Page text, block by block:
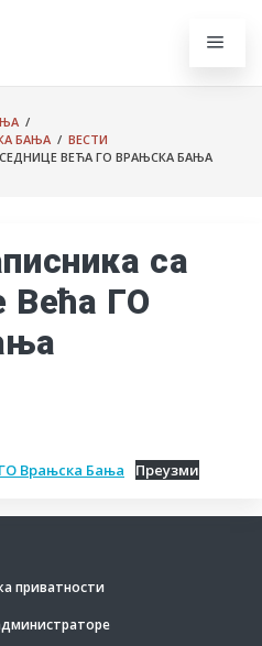
/
БАЊА / ВЕСТИ
ВЕЋА ГО ВРАЊСКА БАЊА
са
Већа ГО
Врањска Бања Преузми
приватности